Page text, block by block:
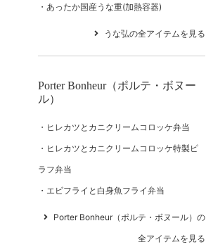
あったか国産うな重(加熱容器)
うな弘の全アイテムを見る
Porter Bonheur（ポルテ・ボヌー
ル）
ヒレカツとカニクリームコロッケ弁当
ヒレカツとカニクリームコロッケ特製ピ
ラフ弁当
エビフライと白身魚フライ弁当
Porter Bonheur（ポルテ・ボヌール）の
全アイテムを見る